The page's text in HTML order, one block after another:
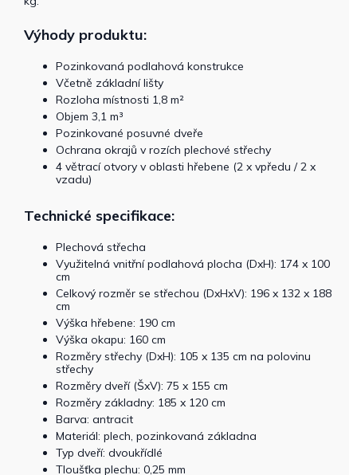
Výhody produktu:
Pozinkovaná podlahová konstrukce
Včetně základní lišty
Rozloha místnosti 1,8 m²
Objem 3,1 m³
Pozinkované posuvné dveře
Ochrana okrajů v rozích plechové střechy
4 větrací otvory v oblasti hřebene (2 x vpředu / 2 x
vzadu)
Technické specifikace:
Plechová střecha
Využitelná vnitřní podlahová plocha (DxH): 174 x 100
cm
Celkový rozměr se střechou (DxHxV): 196 x 132 x 188
cm
Výška hřebene: 190 cm
Výška okapu: 160 cm
Rozměry střechy (DxH): 105 x 135 cm na polovinu
střechy
Rozměry dveří (ŠxV): 75 x 155 cm
Rozměry základny: 185 x 120 cm
Barva: antracit
Materiál: plech, pozinkovaná základna
Typ dveří: dvoukřídlé
Tloušťka plechu: 0,25 mm